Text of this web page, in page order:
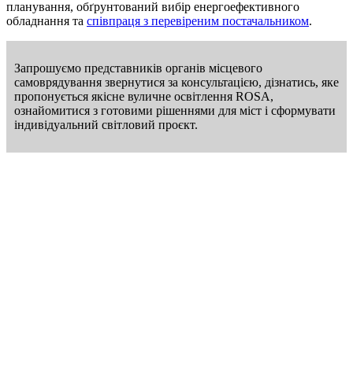
планування, обґрунтований вибір енергоефективного
обладнання та співпраця з перевіреним постачальником.
Запрошуємо представників органів місцевого
самоврядування звернутися за консультацією, дізнатись, яке
пропонується якісне вуличне освітлення ROSA,
ознайомитися з готовими рішеннями для міст і сформувати
індивідуальний світловий проєкт.